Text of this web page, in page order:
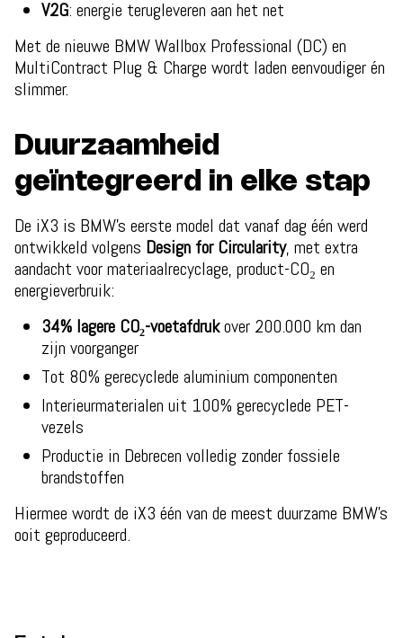
V2G: energie terugleveren aan het net
Met de nieuwe BMW Wallbox Professional (DC) en
MultiContract Plug & Charge wordt laden eenvoudiger én
slimmer.
Duurzaamheid
geïntegreerd in elke stap
De iX3 is BMW’s eerste model dat vanaf dag één werd
ontwikkeld volgens Design for Circularity, met extra
aandacht voor materiaalrecyclage, product-CO₂ en
energieverbruik:
34% lagere CO₂-voetafdrukover 200.000 km dan
zijn voorganger
Tot 80% gerecyclede aluminium componenten
Interieurmaterialen uit 100% gerecyclede PET-
vezels
Productie in Debrecen volledig zonder fossiele
brandstoffen
Hiermee wordt de iX3 één van de meest duurzame BMW’s
ooit geproduceerd.